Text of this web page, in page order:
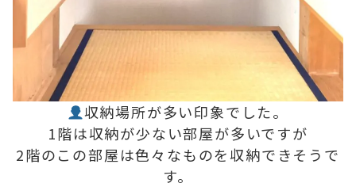
収納場所が多い印象でした。
1階は収納が少ない部屋が多いですが
2階のこの部屋は色々なものを収納できそうで
す。